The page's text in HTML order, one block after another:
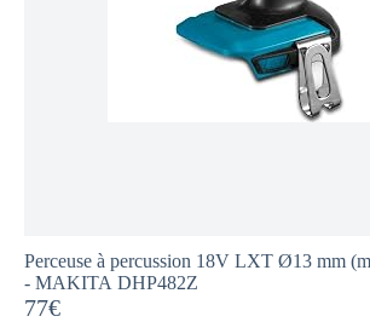
Perceuse à percussion 18V LXT Ø13 mm
- MAKITA DHP482Z
77€